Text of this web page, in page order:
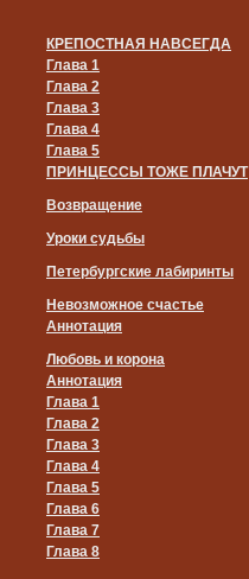
КРЕПОСТНАЯ НАВСЕГДА
Глава 1
Глава 2
Глава 3
Глава 4
Глава 5
ПРИНЦЕССЫ ТОЖЕ ПЛАЧУТ
Возвращение
Уроки судьбы
Петербургские лабиринты
Невозможное счастье
Аннотация
Любовь и корона
Аннотация
Глава 1
Глава 2
Глава 3
Глава 4
Глава 5
Глава 6
Глава 7
Глава 8